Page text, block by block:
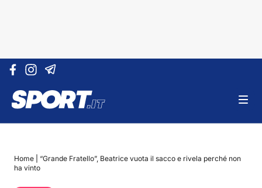
Vai al contenuto
Home
“Grande Fratello”, Beatrice vuota il sacco e rivela perché non
ha vinto